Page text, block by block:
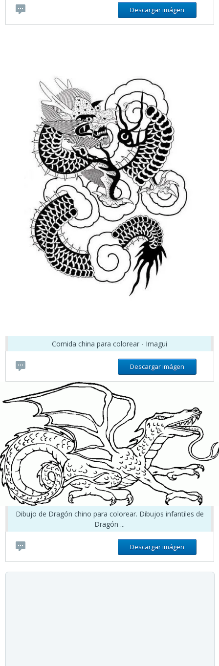
Descargar imágen
Comida china para colorear - Imagui
Descargar imágen
Dibujo de Dragón chino para colorear. Dibujos infantiles de
Dragón ...
Descargar imágen